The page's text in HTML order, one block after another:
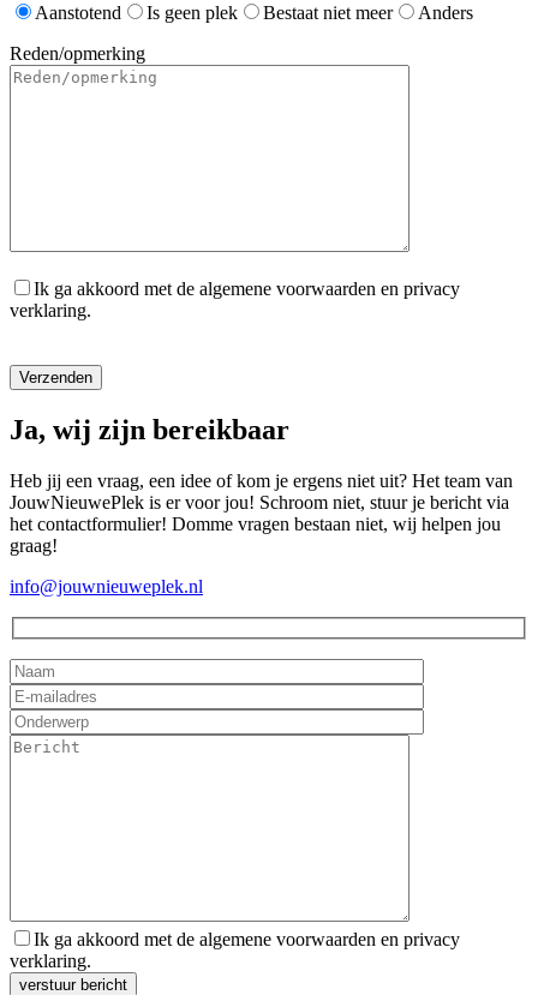
Aanstotend
Is geen plek Bestaat niet meer
Anders
Reden/opmerking
Ik ga akkoord met de algemene voorwaarden en privacy
verklaring.
Ja, wij zijn bereikbaar
Heb jij een vraag, een idee of kom je ergens niet uit? Het team van
JouwNieuwePlek is er voor jou! Schroom niet, stuur je bericht via
het contactformulier! Domme vragen bestaan niet, wij helpen jou
graag!
info@jouwnieuweplek.nl
Ik ga akkoord met de algemene voorwaarden en privacy
verklaring.
Gelieve dit veld leeg te laten.